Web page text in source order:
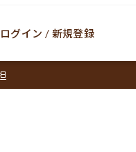
ログイン / 新規登録